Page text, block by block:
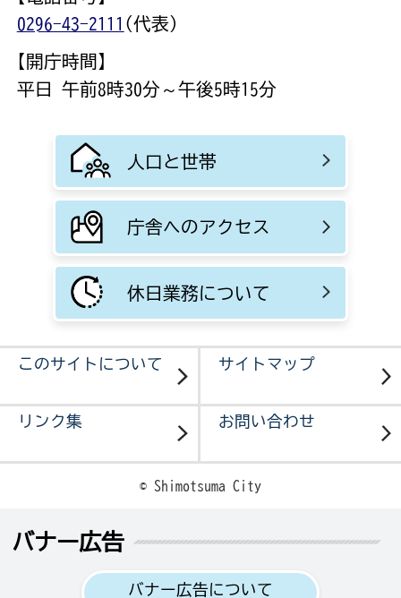
0296-43-2111 (代表)
【開庁時間】
平日 午前8時30分～午後5時15分
人口と世帯
庁舎へのアクセス
休日業務について
このサイトについて サイトマップ
リンク集 お問い合わせ
© Shimotsuma City
バナー広告
バナー広告について